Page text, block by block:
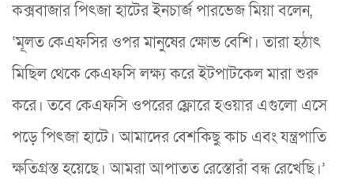
কক্সবাজার পিৎজা হাটের ইনচার্জ পারভেজ মিয়া বলেন,
‘মূলত কেএফসির ওপর মানুষের ক্ষোভ বেশি। তারা হঠাৎ
মিছিল থেকে কেএফসি লক্ষ্য করে ইটপাটকেল মারা শুরু
করে। তবে কেএফসি ওপরের ফ্লোরে হওয়ার এগুলো এসে
পড়ে পিৎজা হাটে। আমাদের বেশকিছু কাচ এবং যন্ত্রপাতি
ক্ষতিগ্রস্ত হয়েছে। আমরা আপাতত রেস্তোরাঁ বন্ধ রেখেছি।’